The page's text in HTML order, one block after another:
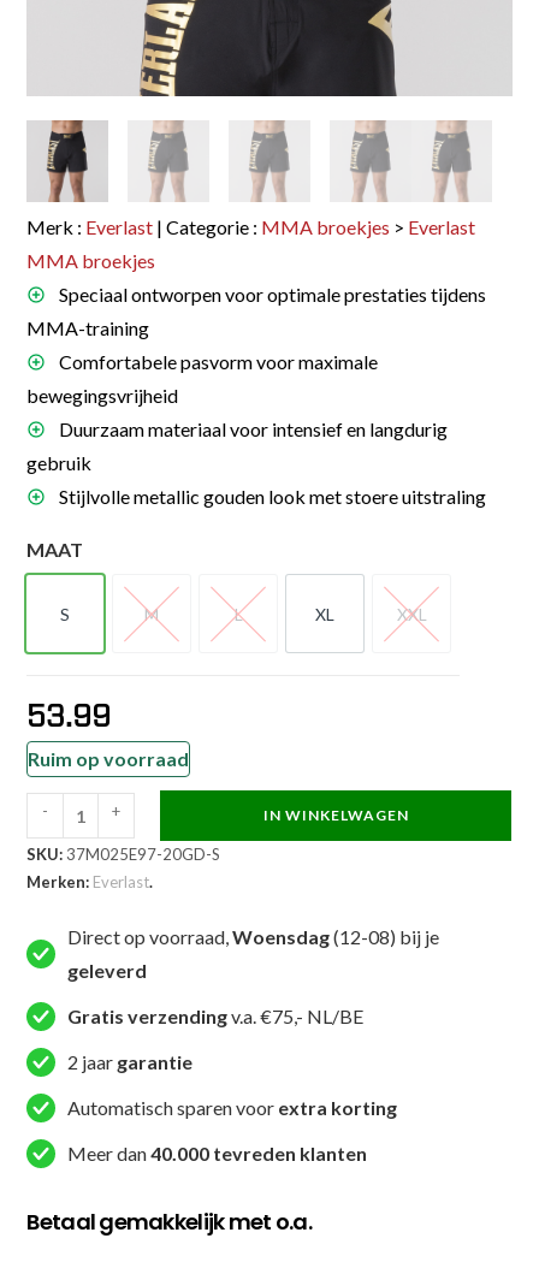
Merk : Everlast | Categorie : MMA broekjes > Everlast
MMA broekjes
Speciaal ontworpen voor optimale prestaties tijdens
MMA-training
Comfortabele pasvorm voor maximale
bewegingsvrijheid
Duurzaam materiaal voor intensief en langdurig
gebruik
Stijlvolle metallic gouden look met stoere uitstraling
MAAT
S
S
M
M
L
L
XL
XL
XXL
XXL
53.99
Ruim op voorraad
Everlast
MMA
short
Metallic
Goud
-
aantal
- + IN WINKELWAGEN
SKU: 37M025E97-20GD-S
Merken: Everlast.
Direct op voorraad,Woensdag(12-08) bij je
geleverd
Gratis verzendingv.a. €75,- NL/BE
2 jaar garantie
Automatisch sparen voor extra korting
Meer dan40.000 tevreden klanten
Betaal gemakkelijk met o.a.